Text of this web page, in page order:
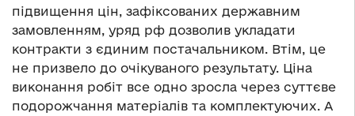
підвищення цін, зафіксованих державним
замовленням, уряд рф дозволив укладати
контракти з єдиним постачальником. Втім, це
не призвело до очікуваного результату. Ціна
виконання робіт все одно зросла через суттєве
подорожчання матеріалів та комплектуючих. А